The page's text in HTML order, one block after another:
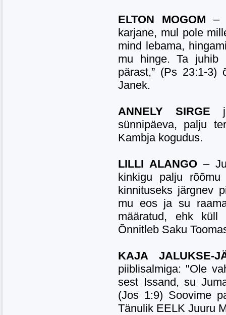
ELTON MOGOM –
karjane, mul pole
mind lebama,
mu hinge. Ta juhib
pärast,” (Ps 23:1-3)
Janek.
ANNELY SIRGE
sünnipäeva, palju
Kambja kogudus.
LILLI ALANGO–
kinkigu palju
kinnituseks järgnev
mu eos ja su
määratud, ehk küll
Õnnitleb Saku
KAJA JALUKSE-
piiblisalmiga: "Ole
sest Issand, su
(Jos 1:9) Soovime
Tänulik EELK Juuru